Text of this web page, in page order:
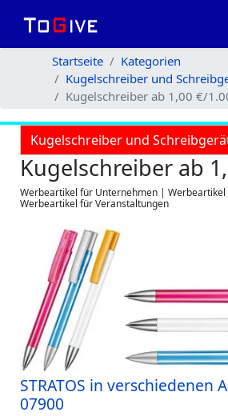
Startseite
Kategorien
Kugelschreiber und
Kugelschreiber ab 1,00 €/
Kugelschreiber und
Kugelschreiber ab
Werbeartikel für Unternehmen | Werbeartikel
Werbeartikel für Veranstaltungen
STRATOS in verschiedenen
07900